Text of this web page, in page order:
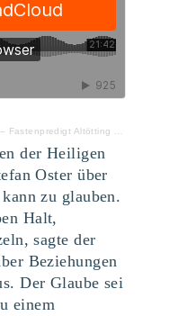
Altötting März 2022
der Heiligen
Oster über
zu glauben.
Halt,
sagte der
Beziehungen
Der Glaube sei
einem